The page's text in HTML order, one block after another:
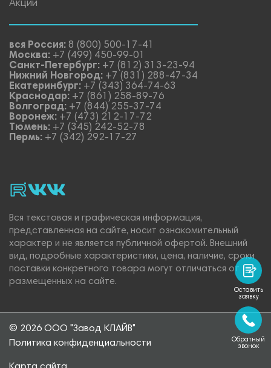
Акции
вся Россия: 8 (800) 500-17-41
Москва: +7 (499) 450-99-01
Санкт-Петербург: +7 (812) 313-23-94
Нижний Новгород: +7 (831) 288-47-34
Екатеринбург: +7 (343) 364-74-63
Краснодар: +7 (861) 258-89-76
Волгоград: +7 (844) 255-37-74
Воронеж: +7 (473) 212-17-72
Тюмень: +7 (345) 242-52-78
Пермь: +7 (342) 292-17-27
rutubevk_video.
Vk.
Вся текстовая и графическая информация,
представленная на сайте, носит ознакомительный
характер и не является публичной офертой. Внешний
вид, подробные характеристики, цена, наличие, сроки
поставки конкретного товара могут отличаться от
размещенных на сайте.
© 2026 ООО "Завод КЛАЙВ"
Политика конфиденциальности
Оставить
заявку
Обратный
звонок